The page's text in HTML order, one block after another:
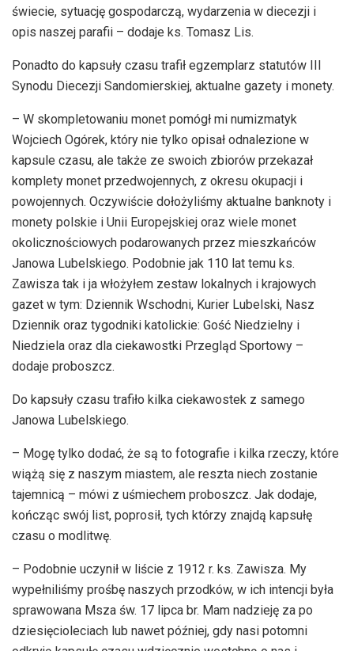
świecie, sytuację gospodarczą, wydarzenia w diecezji i
opis naszej parafii – dodaje ks. Tomasz Lis.
Ponadto do kapsuły czasu trafił egzemplarz statutów III
Synodu Diecezji Sandomierskiej, aktualne gazety i monety.
– W skompletowaniu monet pomógł mi numizmatyk
Wojciech Ogórek, który nie tylko opisał odnalezione w
kapsule czasu, ale także ze swoich zbiorów przekazał
komplety monet przedwojennych, z okresu okupacji i
powojennych. Oczywiście dołożyliśmy aktualne banknoty i
monety polskie i Unii Europejskiej oraz wiele monet
okolicznościowych podarowanych przez mieszkańców
Janowa Lubelskiego. Podobnie jak 110 lat temu ks.
Zawisza tak i ja włożyłem zestaw lokalnych i krajowych
gazet w tym: Dziennik Wschodni, Kurier Lubelski, Nasz
Dziennik oraz tygodniki katolickie: Gość Niedzielny i
Niedziela oraz dla ciekawostki Przegląd Sportowy –
dodaje proboszcz.
Do kapsuły czasu trafiło kilka ciekawostek z samego
Janowa Lubelskiego.
– Mogę tylko dodać, że są to fotografie i kilka rzeczy, które
wiążą się z naszym miastem, ale reszta niech zostanie
tajemnicą – mówi z uśmiechem proboszcz. Jak dodaje,
kończąc swój list, poprosił, tych którzy znajdą kapsułę
czasu o modlitwę.
– Podobnie uczynił w liście z 1912 r. ks. Zawisza. My
wypełniliśmy prośbę naszych przodków, w ich intencji była
sprawowana Msza św. 17 lipca br. Mam nadzieję za po
dziesięcioleciach lub nawet później, gdy nasi potomni